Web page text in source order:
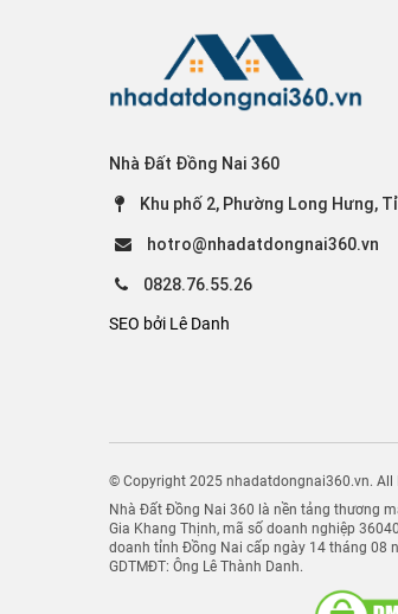
Nhà Đất Đồng Nai 360
Khu phố 2, Phường Long Hưng,
hotro@nhadatdongnai360.vn
0828.76.55.26
SEO bởi Lê Danh
© Copyright 2025 nhadatdongnai360.vn. All
Nhà Đất Đồng Nai 360 là nền tảng thương
Gia Khang Thịnh, mã số doanh nghiệp
doanh tỉnh Đồng Nai cấp ngày 14 tháng 08
GDTMĐT: Ông Lê Thành Danh.